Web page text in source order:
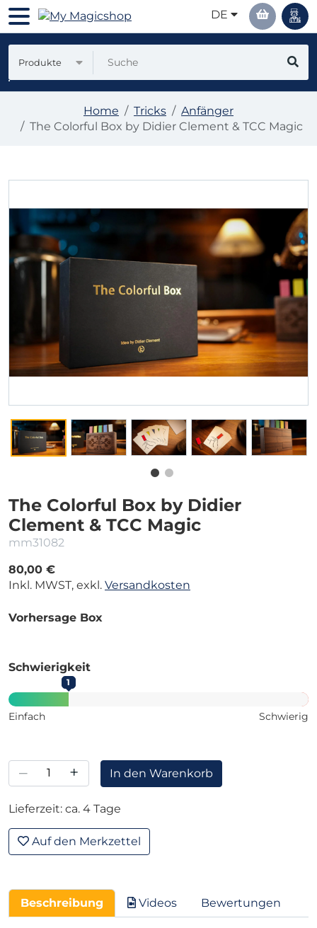
DE
Produkte
Home Tricks
Anfänger
The Colorful Box by Didier Clement & TCC Magic
The Colorful Box by Didier
Clement & TCC Magic
mm31082
80,00 €
Inkl. MWST, exkl. Versandkosten
Vorhersage Box
Schwierigkeit
1
Einfach Schwierig
– + In den Warenkorb
Lieferzeit: ca. 4 Tage
Auf den Merkzettel
Beschreibung Videos Bewertungen